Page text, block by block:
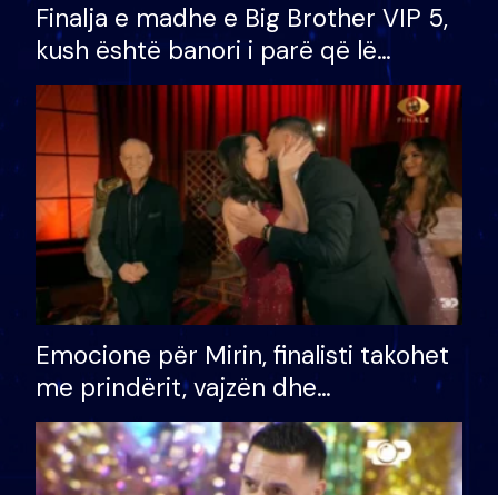
Finalja e madhe e Big Brother VIP 5,
kush është banori i parë që lë
shtëpinë dhe humb mundësinë për
të fituar çmimin e madh
Emocione për Mirin, finalisti takohet
me prindërit, vajzën dhe
bashkëshorten: S’kemi ndonjë letër
divorci apo jo?